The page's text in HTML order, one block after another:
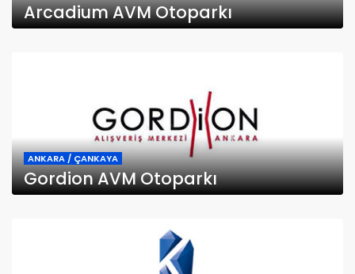
Arcadium AVM Otoparkı
ANKARA / ÇANKAYA
Gordion AVM Otoparkı